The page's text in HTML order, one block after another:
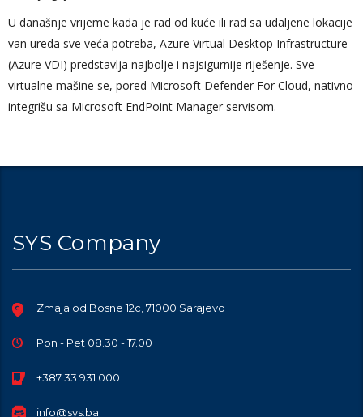
U današnje vrijeme kada je rad od kuće ili rad sa udaljene lokacije
van ureda sve veća potreba, Azure Virtual Desktop Infrastructure
(Azure VDI) predstavlja najbolje i najsigurnije riješenje. Sve
virtualne mašine se, pored Microsoft Defender For Cloud, nativno
integrišu sa Microsoft EndPoint Manager servisom.
SYS Company
Zmaja od Bosne 12c, 71000 Sarajevo
Pon - Pet 08.30 - 17.00
+387 33 931 000
info@sys.ba